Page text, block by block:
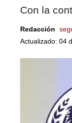
Con la
Redacción
Actualizado: 04